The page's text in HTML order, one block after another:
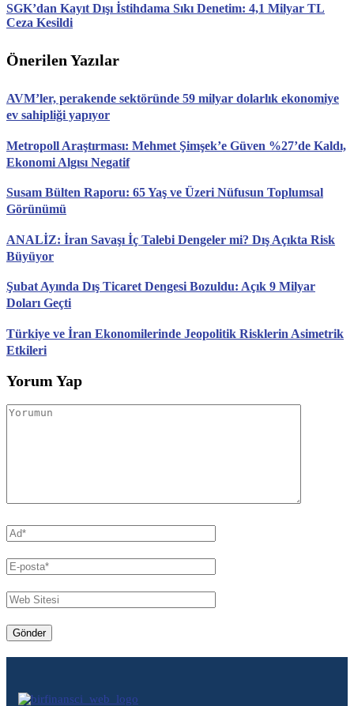
SGK’dan Kayıt Dışı İstihdama Sıkı Denetim: 4,1 Milyar TL
Ceza Kesildi
Önerilen Yazılar
AVM’ler, perakende sektöründe 59 milyar dolarlık ekonomiye
ev sahipliği yapıyor
Metropoll Araştırması: Mehmet Şimşek’e Güven %27’de Kaldı,
Ekonomi Algısı Negatif
Susam Bülten Raporu: 65 Yaş ve Üzeri Nüfusun Toplumsal
Görünümü
ANALİZ: İran Savaşı İç Talebi Dengeler mi? Dış Açıkta Risk
Büyüyor
Şubat Ayında Dış Ticaret Dengesi Bozuldu: Açık 9 Milyar
Doları Geçti
Türkiye ve İran Ekonomilerinde Jeopolitik Risklerin Asimetrik
Etkileri
Yorum Yap